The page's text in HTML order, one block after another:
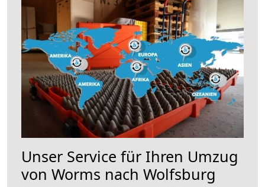
Unser Service für Ihren Umzug
von Worms nach Wolfsburg